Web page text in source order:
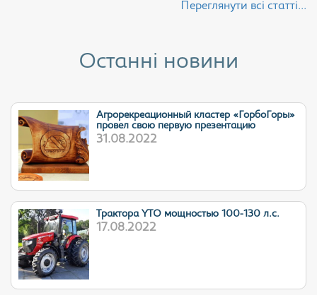
Переглянути всі статті...
Останні новини
Агрорекреационный кластер «ГорбоГоры»
провел свою первую презентацию
31.08.2022
Трактора YTO мощностью 100-130 л.с.
17.08.2022